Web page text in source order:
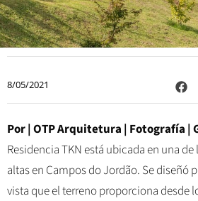
8/05/2021
Por | OTP Arquitetura | Fotografía |
Residencia TKN está ubicada en una
altas en Campos do Jordão. Se diseñó
vista que el terreno proporciona desde